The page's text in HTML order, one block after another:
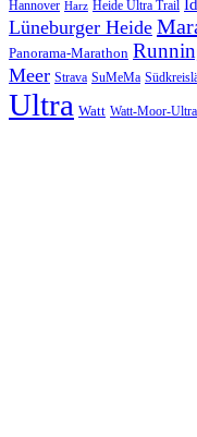
Hannover Harz Heide Ultra Trail
Lüneburger Heide
Panorama-Marathon
Meer Strava SuMeMa
Ultra Watt Watt-Moor-Ultra